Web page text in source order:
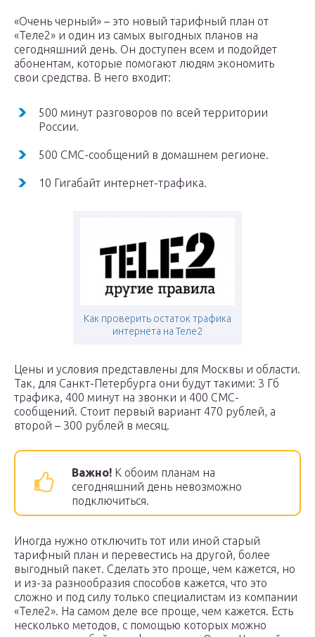
«Очень черный» – это новый тарифный план от
«Теле2» и один из самых выгодных планов на
сегодняшний день. Он доступен всем и подойдет
абонентам, которые помогают людям экономить
свои средства. В него входит:
500 минут разговоров по всей территории
России.
500 СМС-сообщений в домашнем регионе.
10 Гигабайт интернет-трафика.
Как проверить остаток трафика
интернета на Теле2
Цены и условия представлены для Москвы и области.
Так, для Санкт-Петербурга они будут такими: 3 Гб
трафика, 400 минут на звонки и 400 СМС-
сообщений. Стоит первый вариант 470 рублей, а
второй – 300 рублей в месяц.
Важно! К обоим планам на
сегодняшний день невозможно
подключиться.
Иногда нужно отключить тот или иной старый
тарифный план и перевестись на другой, более
выгодный пакет. Сделать это проще, чем кажется, но
и из-за разнообразия способов кажется, что это
сложно и под силу только специалистам из компании
«Теле2». На самом деле все проще, чем кажется. Есть
несколько методов, с помощью которых можно